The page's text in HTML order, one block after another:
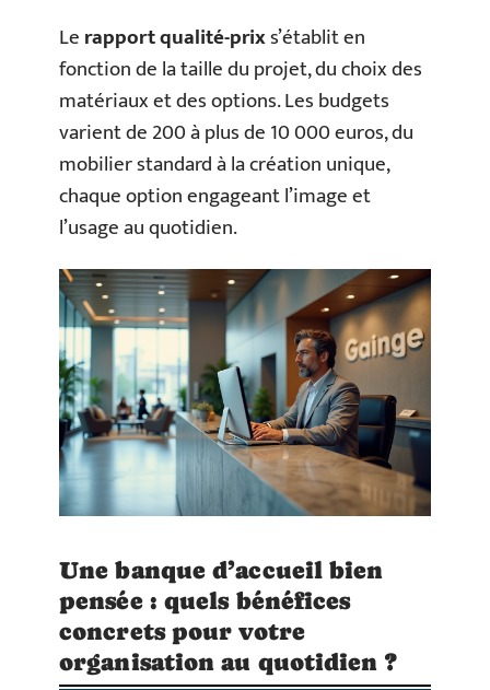
Lerapport qualité-prixs’établit en
fonction de la taille du projet, du choix des
matériaux et des options. Les budgets
varient de 200 à plus de 10 000 euros, du
mobilier standard à la création unique,
chaque option engageant l’image et
l’usage au quotidien.
Une banque d’accueil bien
pensée : quels bénéfices
concrets pour votre
organisation au quotidien ?